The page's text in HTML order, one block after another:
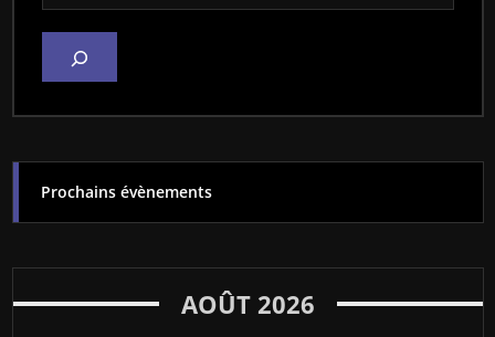
Prochains évènements
AOÛT 2026